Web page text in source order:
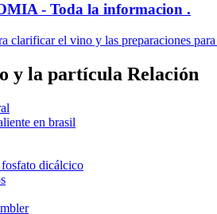
- Toda la informacion .
clarificar el vino y las preparaciones
y la partícula Relación
en brasil
dicálcico